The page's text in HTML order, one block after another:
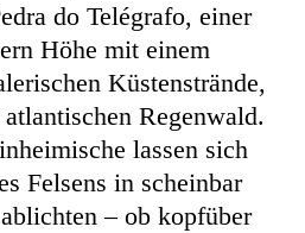
do Telégrafo, einer
Höhe mit einem
Küstenstrände,
Regenwald.
lassen sich
Felsens in scheinbar
– ob kopfüber